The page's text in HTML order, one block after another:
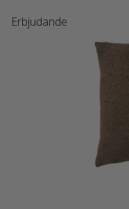
Erbjudande